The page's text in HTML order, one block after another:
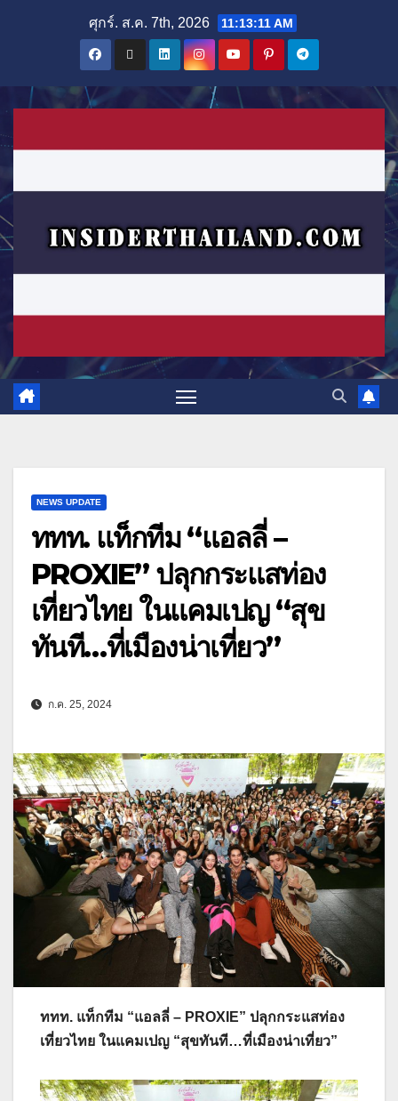
ศุกร์. ส.ค. 7th, 2026 11:13:12 AM
NEWS UPDATE
ททท. แท็กทีม “แอลลี่ –
PROXIE” ปลุกกระแสท่อง
เที่ยวไทย ในแคมเปญ “สุข
ทันที…ที่เมืองน่าเที่ยว”
ก.ค. 25, 2024
ททท. แท็กทีม “แอลลี่ – PROXIE” ปลุกกระแสท่อง
เที่ยวไทย ในแคมเปญ “สุขทันที…ที่เมืองน่าเที่ยว”